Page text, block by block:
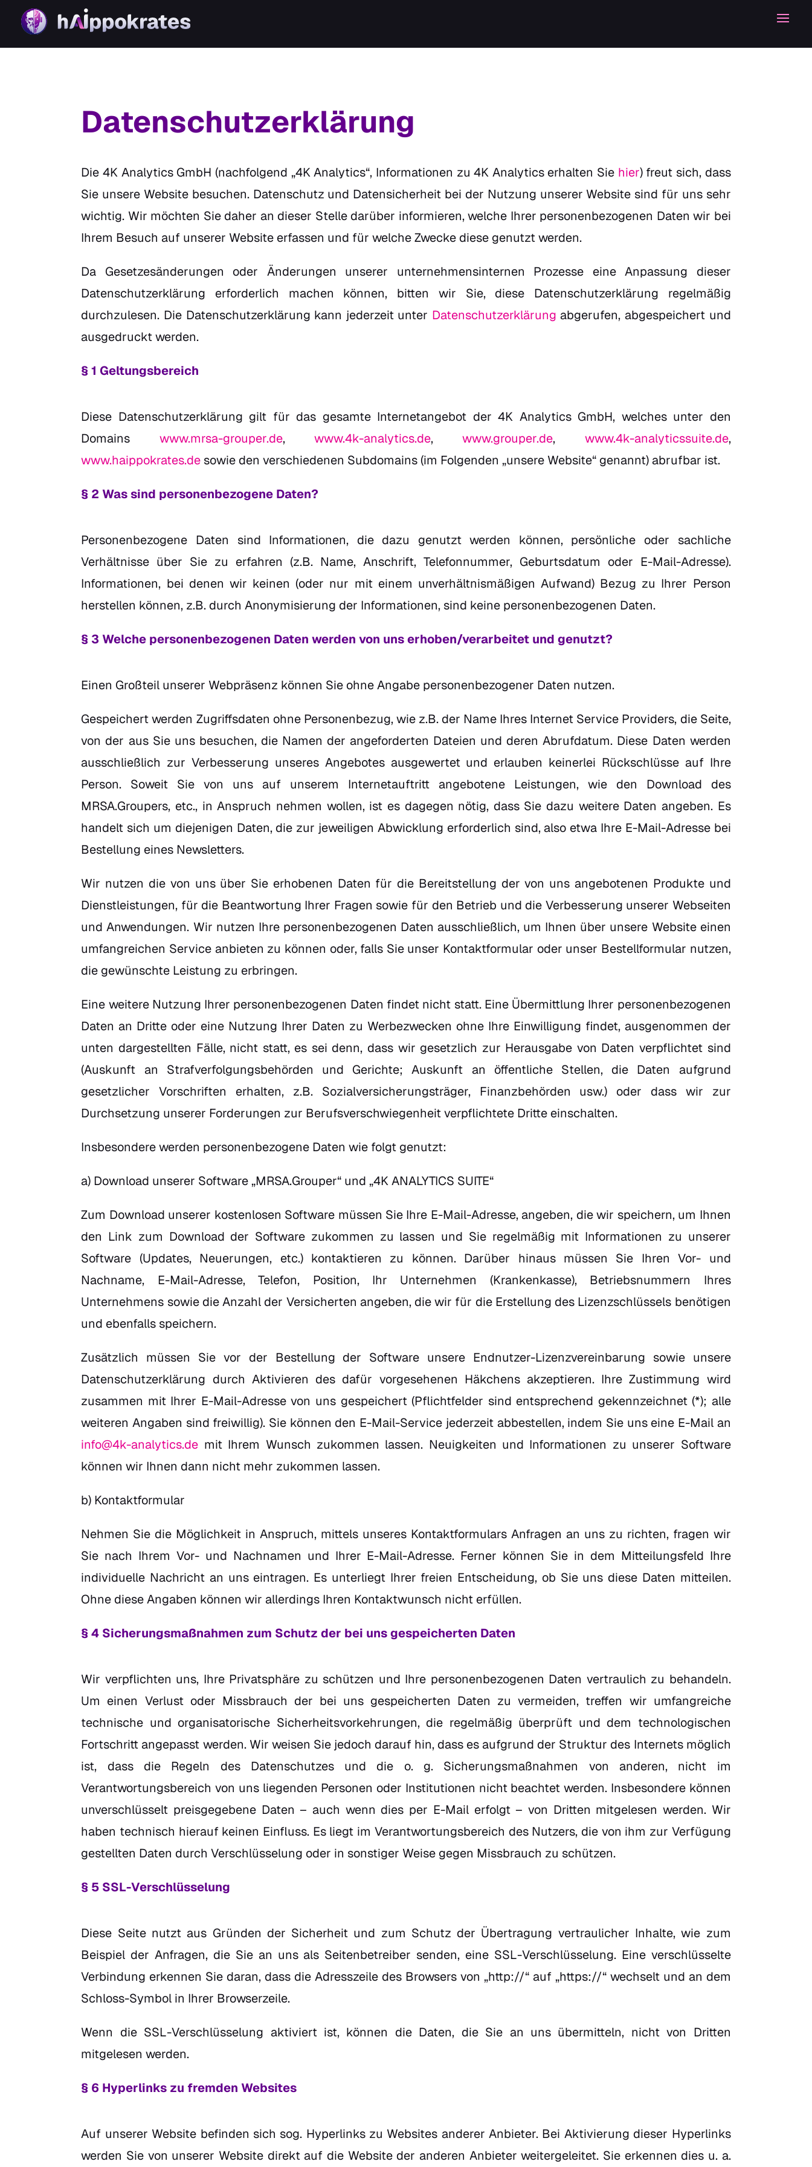
Datenschutzerklärung
Die 4K Analytics GmbH (nachfolgend „4K Analytics“, Informationen zu 4K Analytics erhalten Sie hier) freut sich, dass
Sie unsere Website besuchen. Datenschutz und Datensicherheit bei der Nutzung unserer Website sind für uns sehr
wichtig. Wir möchten Sie daher an dieser Stelle darüber informieren, welche Ihrer personenbezogenen Daten wir bei
Ihrem Besuch auf unserer Website erfassen und für welche Zwecke diese genutzt werden.
Da Gesetzesänderungen oder Änderungen unserer unternehmensinternen Prozesse eine Anpassung dieser
Datenschutzerklärung erforderlich machen können, bitten wir Sie, diese Datenschutzerklärung regelmäßig
durchzulesen. Die Datenschutzerklärung kann jederzeit unter Datenschutzerklärung abgerufen, abgespeichert und
ausgedruckt werden.
§ 1 Geltungsbereich
Diese Datenschutzerklärung gilt für das gesamte Internetangebot der 4K Analytics GmbH, welches unter den
Domains www.mrsa-grouper.de, www.4k-analytics.de,www.grouper.de, www.4k-analyticssuite.de,
www.haippokrates.de sowie den verschiedenen Subdomains (im Folgenden „unsere Website“ genannt) abrufbar ist.
§ 2 Was sind personenbezogene Daten?
Personenbezogene Daten sind Informationen, die dazu genutzt werden können, persönliche oder sachliche
Verhältnisse über Sie zu erfahren (z.B. Name, Anschrift, Telefonnummer, Geburtsdatum oder E-Mail-Adresse).
Informationen, bei denen wir keinen (oder nur mit einem unverhältnismäßigen Aufwand) Bezug zu Ihrer Person
herstellen können, z.B. durch Anonymisierung der Informationen, sind keine personenbezogenen Daten.
§ 3 Welche personenbezogenen Daten werden von uns erhoben/verarbeitet und genutzt?
Einen Großteil unserer Webpräsenz können Sie ohne Angabe personenbezogener Daten nutzen.
Gespeichert werden Zugriffsdaten ohne Personenbezug, wie z.B. der Name Ihres Internet Service Providers, die Seite,
von der aus Sie uns besuchen, die Namen der angeforderten Dateien und deren Abrufdatum. Diese Daten werden
ausschließlich zur Verbesserung unseres Angebotes ausgewertet und erlauben keinerlei Rückschlüsse auf Ihre
Person. Soweit Sie von uns auf unserem Internetauftritt angebotene Leistungen, wie den Download des
MRSA.Groupers, etc., in Anspruch nehmen wollen, ist es dagegen nötig, dass Sie dazu weitere Daten angeben. Es
handelt sich um diejenigen Daten, die zur jeweiligen Abwicklung erforderlich sind, also etwa Ihre E-Mail-Adresse bei
Bestellung eines Newsletters.
Wir nutzen die von uns über Sie erhobenen Daten für die Bereitstellung der von uns angebotenen Produkte und
Dienstleistungen, für die Beantwortung Ihrer Fragen sowie für den Betrieb und die Verbesserung unserer Webseiten
und Anwendungen. Wir nutzen Ihre personenbezogenen Daten ausschließlich, um Ihnen über unsere Website einen
umfangreichen Service anbieten zu können oder, falls Sie unser Kontaktformular oder unser Bestellformular nutzen,
die gewünschte Leistung zu erbringen.
Eine weitere Nutzung Ihrer personenbezogenen Daten findet nicht statt. Eine Übermittlung Ihrer personenbezogenen
Daten an Dritte oder eine Nutzung Ihrer Daten zu Werbezwecken ohne Ihre Einwilligung findet, ausgenommen der
unten dargestellten Fälle, nicht statt, es sei denn, dass wir gesetzlich zur Herausgabe von Daten verpflichtet sind
(Auskunft an Strafverfolgungsbehörden und Gerichte; Auskunft an öffentliche Stellen, die Daten aufgrund
gesetzlicher Vorschriften erhalten, z.B. Sozialversicherungsträger, Finanzbehörden usw.) oder dass wir zur
Durchsetzung unserer Forderungen zur Berufsverschwiegenheit verpflichtete Dritte einschalten.
Insbesondere werden personenbezogene Daten wie folgt genutzt:
a) Download unserer Software „MRSA.Grouper“ und „4K ANALYTICS SUITE“
Zum Download unserer kostenlosen Software müssen Sie Ihre E-Mail-Adresse, angeben, die wir speichern, um Ihnen
den Link zum Download der Software zukommen zu lassen und Sie regelmäßig mit Informationen zu unserer
Software (Updates, Neuerungen, etc.) kontaktieren zu können. Darüber hinaus müssen Sie Ihren Vor- und
Nachname, E-Mail-Adresse, Telefon, Position, Ihr Unternehmen (Krankenkasse), Betriebsnummern Ihres
Unternehmens sowie die Anzahl der Versicherten angeben, die wir für die Erstellung des Lizenzschlüssels benötigen
und ebenfalls speichern.
Zusätzlich müssen Sie vor der Bestellung der Software unsere Endnutzer-Lizenzvereinbarung sowie unsere
Datenschutzerklärung durch Aktivieren des dafür vorgesehenen Häkchens akzeptieren. Ihre Zustimmung wird
zusammen mit Ihrer E-Mail-Adresse von uns gespeichert (Pflichtfelder sind entsprechend gekennzeichnet (*); alle
weiteren Angaben sind freiwillig). Sie können den E-Mail-Service jederzeit abbestellen, indem Sie uns eine E-Mail an
info@4k-analytics.de mit Ihrem Wunsch zukommen lassen. Neuigkeiten und Informationen zu unserer Software
können wir Ihnen dann nicht mehr zukommen lassen.
b) Kontaktformular
Nehmen Sie die Möglichkeit in Anspruch, mittels unseres Kontaktformulars Anfragen an uns zu richten, fragen wir
Sie nach Ihrem Vor- und Nachnamen und Ihrer E-Mail-Adresse. Ferner können Sie in dem Mitteilungsfeld Ihre
individuelle Nachricht an uns eintragen. Es unterliegt Ihrer freien Entscheidung, ob Sie uns diese Daten mitteilen.
Ohne diese Angaben können wir allerdings Ihren Kontaktwunsch nicht erfüllen.
§ 4 Sicherungsmaßnahmen zum Schutz der bei uns gespeicherten Daten
Wir verpflichten uns, Ihre Privatsphäre zu schützen und Ihre personenbezogenen Daten vertraulich zu behandeln.
Um einen Verlust oder Missbrauch der bei uns gespeicherten Daten zu vermeiden, treffen wir umfangreiche
technische und organisatorische Sicherheitsvorkehrungen, die regelmäßig überprüft und dem technologischen
Fortschritt angepasst werden. Wir weisen Sie jedoch darauf hin, dass es aufgrund der Struktur des Internets möglich
ist, dass die Regeln des Datenschutzes und die o. g. Sicherungsmaßnahmen von anderen, nicht im
Verantwortungsbereich von uns liegenden Personen oder Institutionen nicht beachtet werden. Insbesondere können
unverschlüsselt preisgegebene Daten – auch wenn dies per E-Mail erfolgt – von Dritten mitgelesen werden. Wir
haben technisch hierauf keinen Einfluss. Es liegt im Verantwortungsbereich des Nutzers, die von ihm zur Verfügung
gestellten Daten durch Verschlüsselung oder in sonstiger Weise gegen Missbrauch zu schützen.
§ 5 SSL-Verschlüsselung
Diese Seite nutzt aus Gründen der Sicherheit und zum Schutz der Übertragung vertraulicher Inhalte, wie zum
Beispiel der Anfragen, die Sie an uns als Seitenbetreiber senden, eine SSL-Verschlüsselung. Eine verschlüsselte
Verbindung erkennen Sie daran, dass die Adresszeile des Browsers von „http://“ auf „https://“ wechselt und an dem
Schloss-Symbol in Ihrer Browserzeile.
Wenn die SSL-Verschlüsselung aktiviert ist, können die Daten, die Sie an uns übermitteln, nicht von Dritten
mitgelesen werden.
§ 6 Hyperlinks zu fremden Websites
Auf unserer Website befinden sich sog. Hyperlinks zu Websites anderer Anbieter. Bei Aktivierung dieser Hyperlinks
werden Sie von unserer Website direkt auf die Website der anderen Anbieter weitergeleitet. Sie erkennen dies u. a.